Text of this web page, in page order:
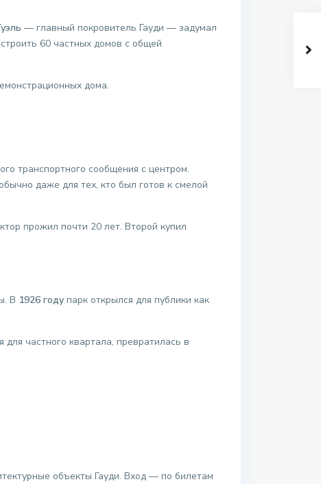
— главный покровитель Гауди — задумал
60 частных домов с общей
дома.
транспортного сообщения с центром.
даже для тех, кто был готов к смелой
прожил почти 20 лет. Второй купил
В 1926 году парк открылся для публики как
частного квартала, превратилась в
объекты Гауди. Вход — по билетам